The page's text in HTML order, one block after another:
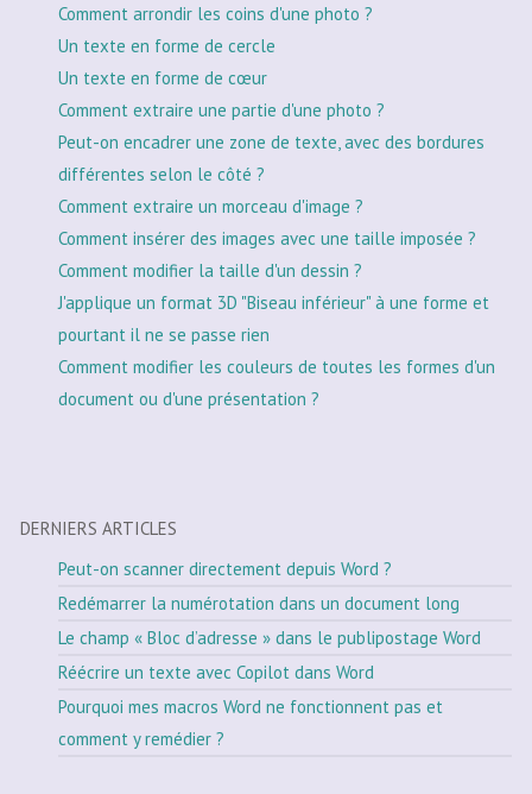
Comment arrondir les coins d'une photo ?
Un texte en forme de cercle
Un texte en forme de cœur
Comment extraire une partie d'une photo ?
Peut-on encadrer une zone de texte, avec des bordures
différentes selon le côté ?
Comment extraire un morceau d'image ?
Comment insérer des images avec une taille imposée ?
Comment modifier la taille d'un dessin ?
J'applique un format 3D "Biseau inférieur" à une forme et
pourtant il ne se passe rien
Comment modifier les couleurs de toutes les formes d'un
document ou d'une présentation ?
DERNIERS ARTICLES
Peut-on scanner directement depuis Word ?
Redémarrer la numérotation dans un document long
Le champ « Bloc d’adresse » dans le publipostage Word
Réécrire un texte avec Copilot dans Word
Pourquoi mes macros Word ne fonctionnent pas et
comment y remédier ?